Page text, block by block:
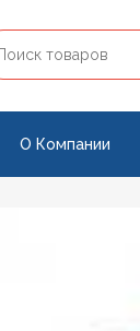
О Компании